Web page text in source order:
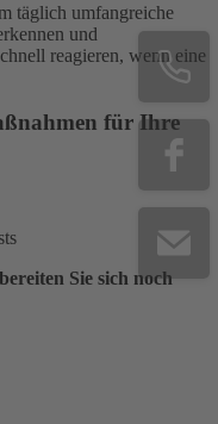
täglich umfangreiche
und
reagieren, wenn eine
für Ihre
Sie sich noch